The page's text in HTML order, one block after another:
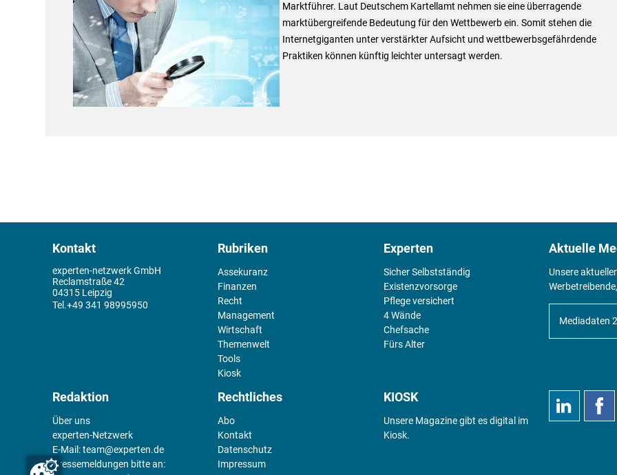
Marktführer. Laut Deutschem Kartellamt nehmen sie eine überragende
marktübergreifende Bedeutung für den Wettbewerb ein. Somit stehen die
Internetgiganten unter verstärkter Aufsicht und wettbewerbsgefährdende
Praktiken können künftig leichter untersagt werden.
Kontakt
experten-netzwerk GmbH
Reclamstraße 42
04315 Leipzig
+49 341 98995950
Rubriken
Assekuranz
Finanzen
Recht
Management
Wirtschaft
Themenwelt
Tools
Kiosk
Experten
Sicher Selbstständig
Existenz­vorsorge
Pflege versichert
4 Wände
Chefsache
Fürs Alter
Aktuelle
Unsere
Mediadaten
Redaktion
Über uns
experten-Netzwerk
E-Mail:team@experten.de
Pressemeldungen bitte an:
Rechtliches
Abo
Kontakt
Datenschutz
Impressum
KIOSK
Unsere Magazine gibt es digital im
Kiosk.